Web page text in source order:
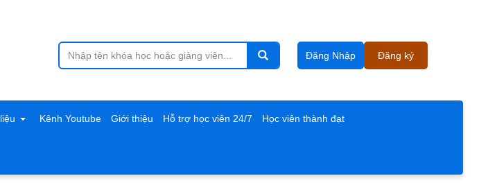
Đăng Nhập Đăng ký
Kênh Youtube Giới thiệu Hỗ trợ học viên 24/7 Học viên thành đạt